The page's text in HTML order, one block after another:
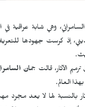
وهي شابة عراقية في
إذ كرست جهودها للتعريف
الآثار، قالت جمان
العالم.
بالنسبة لها لا يعد مجرد